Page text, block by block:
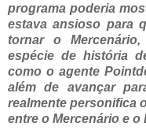
programa poderia
estava ansioso para
tornar o
espécie de história
como o agente
além de avançar
realmente personifica
entre o Mercenário e o